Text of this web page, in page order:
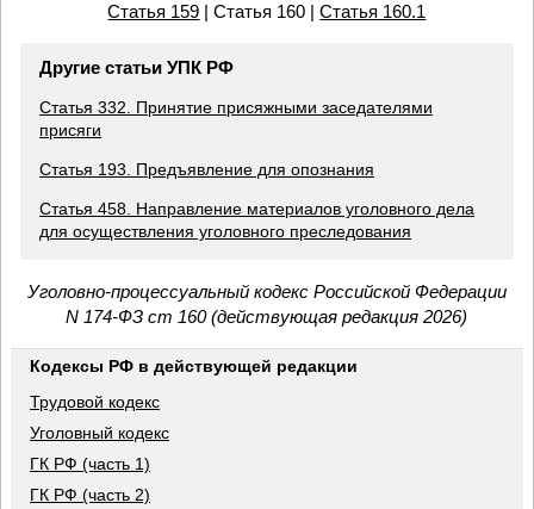
Статья 159 | Статья 160 |Статья 160.1
Другие статьи УПК РФ
Статья 332. Принятие присяжными заседателями
присяги
Статья 193. Предъявление для опознания
Статья 458. Направление материалов уголовного дела
для осуществления уголовного преследования
Уголовно-процессуальный кодекс Российской Федерации
N 174-ФЗ ст 160 (действующая редакция 2026)
Кодексы РФ в действующей редакции
Трудовой кодекс
Уголовный кодекс
ГК РФ (часть 1)
ГК РФ (часть 2)